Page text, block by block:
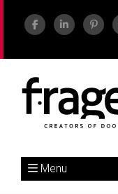
Menu